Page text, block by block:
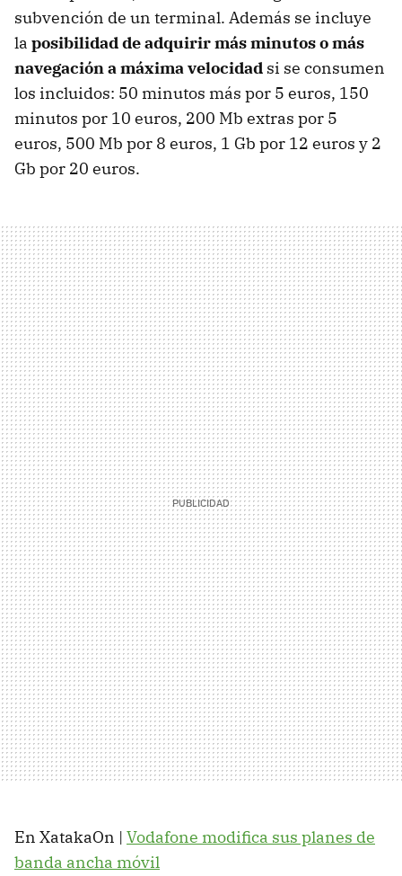
subvención de un terminal. Además se incluye
la posibilidad de adquirir más minutos o más
navegación a máxima velocidad si se consumen
los incluidos: 50 minutos más por 5 euros, 150
minutos por 10 euros, 200 Mb extras por 5
euros, 500 Mb por 8 euros, 1 Gb por 12 euros y 2
Gb por 20 euros.
En XatakaOn | Vodafone modifica sus planes de
banda ancha móvil